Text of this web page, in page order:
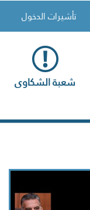
تأشيرات الدخول
شعبة الشكاوى